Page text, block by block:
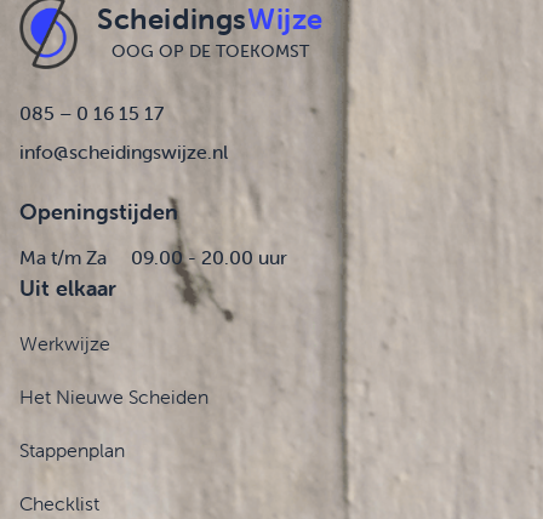
ScheidingsWijze
OOG OP DE TOEKOMST
085 – 0 16 15 17
info@scheidingswijze.nl
Openingstijden
Ma t/m Za 09.00 - 20.00 uur
Uit elkaar
Werkwijze
Het Nieuwe Scheiden
Stappenplan
Checklist